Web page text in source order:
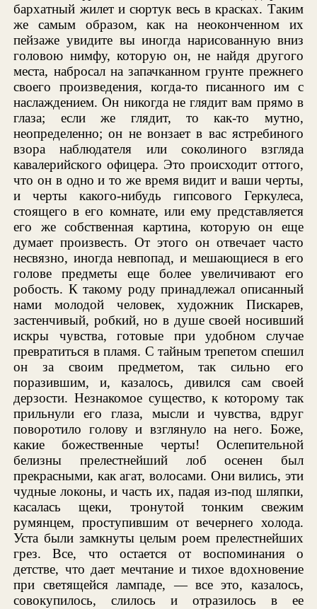
бархатный жилет и сюртук весь в красках. Таким
же самым образом, как на неоконченном их
пейзаже увидите вы иногда нарисованную вниз
головою нимфу, которую он, не найдя другого
места, набросал на запачканном грунте прежнего
своего произведения, когда-то писанного им с
наслаждением. Он никогда не глядит вам прямо в
глаза; если же глядит, то как-то мутно,
неопределенно; он не вонзает в вас ястребиного
взора наблюдателя или соколиного взгляда
кавалерийского офицера. Это происходит оттого,
что он в одно и то же время видит и ваши черты,
и черты какого-нибудь гипсового Геркулеса,
стоящего в его комнате, или ему представляется
его же собственная картина, которую он еще
думает произвесть. От этого он отвечает часто
несвязно, иногда невпопад, и мешающиеся в его
голове предметы еще более увеличивают его
робость. К такому роду принадлежал описанный
нами молодой человек, художник Пискарев,
застенчивый, робкий, но в душе своей носивший
искры чувства, готовые при удобном случае
превратиться в пламя. С тайным трепетом спешил
он за своим предметом, так сильно его
поразившим, и, казалось, дивился сам своей
дерзости. Незнакомое существо, к которому так
прильнули его глаза, мысли и чувства, вдруг
поворотило голову и взглянуло на него. Боже,
какие божественные черты! Ослепительной
белизны прелестнейший лоб осенен был
прекрасными, как агат, волосами. Они вились, эти
чудные локоны, и часть их, падая из-под шляпки,
касалась щеки, тронутой тонким свежим
румянцем, проступившим от вечернего холода.
Уста были замкнуты целым роем прелестнейших
грез. Все, что остается от воспоминания о
детстве, что дает мечтание и тихое вдохновение
при светящейся лампаде, — все это, казалось,
совокупилось, слилось и отразилось в ее